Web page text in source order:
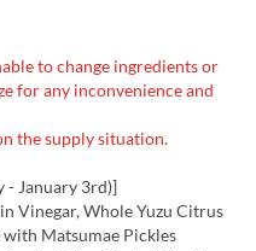
to change ingredients or
for any inconvenience and
the supply situation.
- January 3rd)]
Vinegar, Whole Yuzu Citrus
Matsumae Pickles